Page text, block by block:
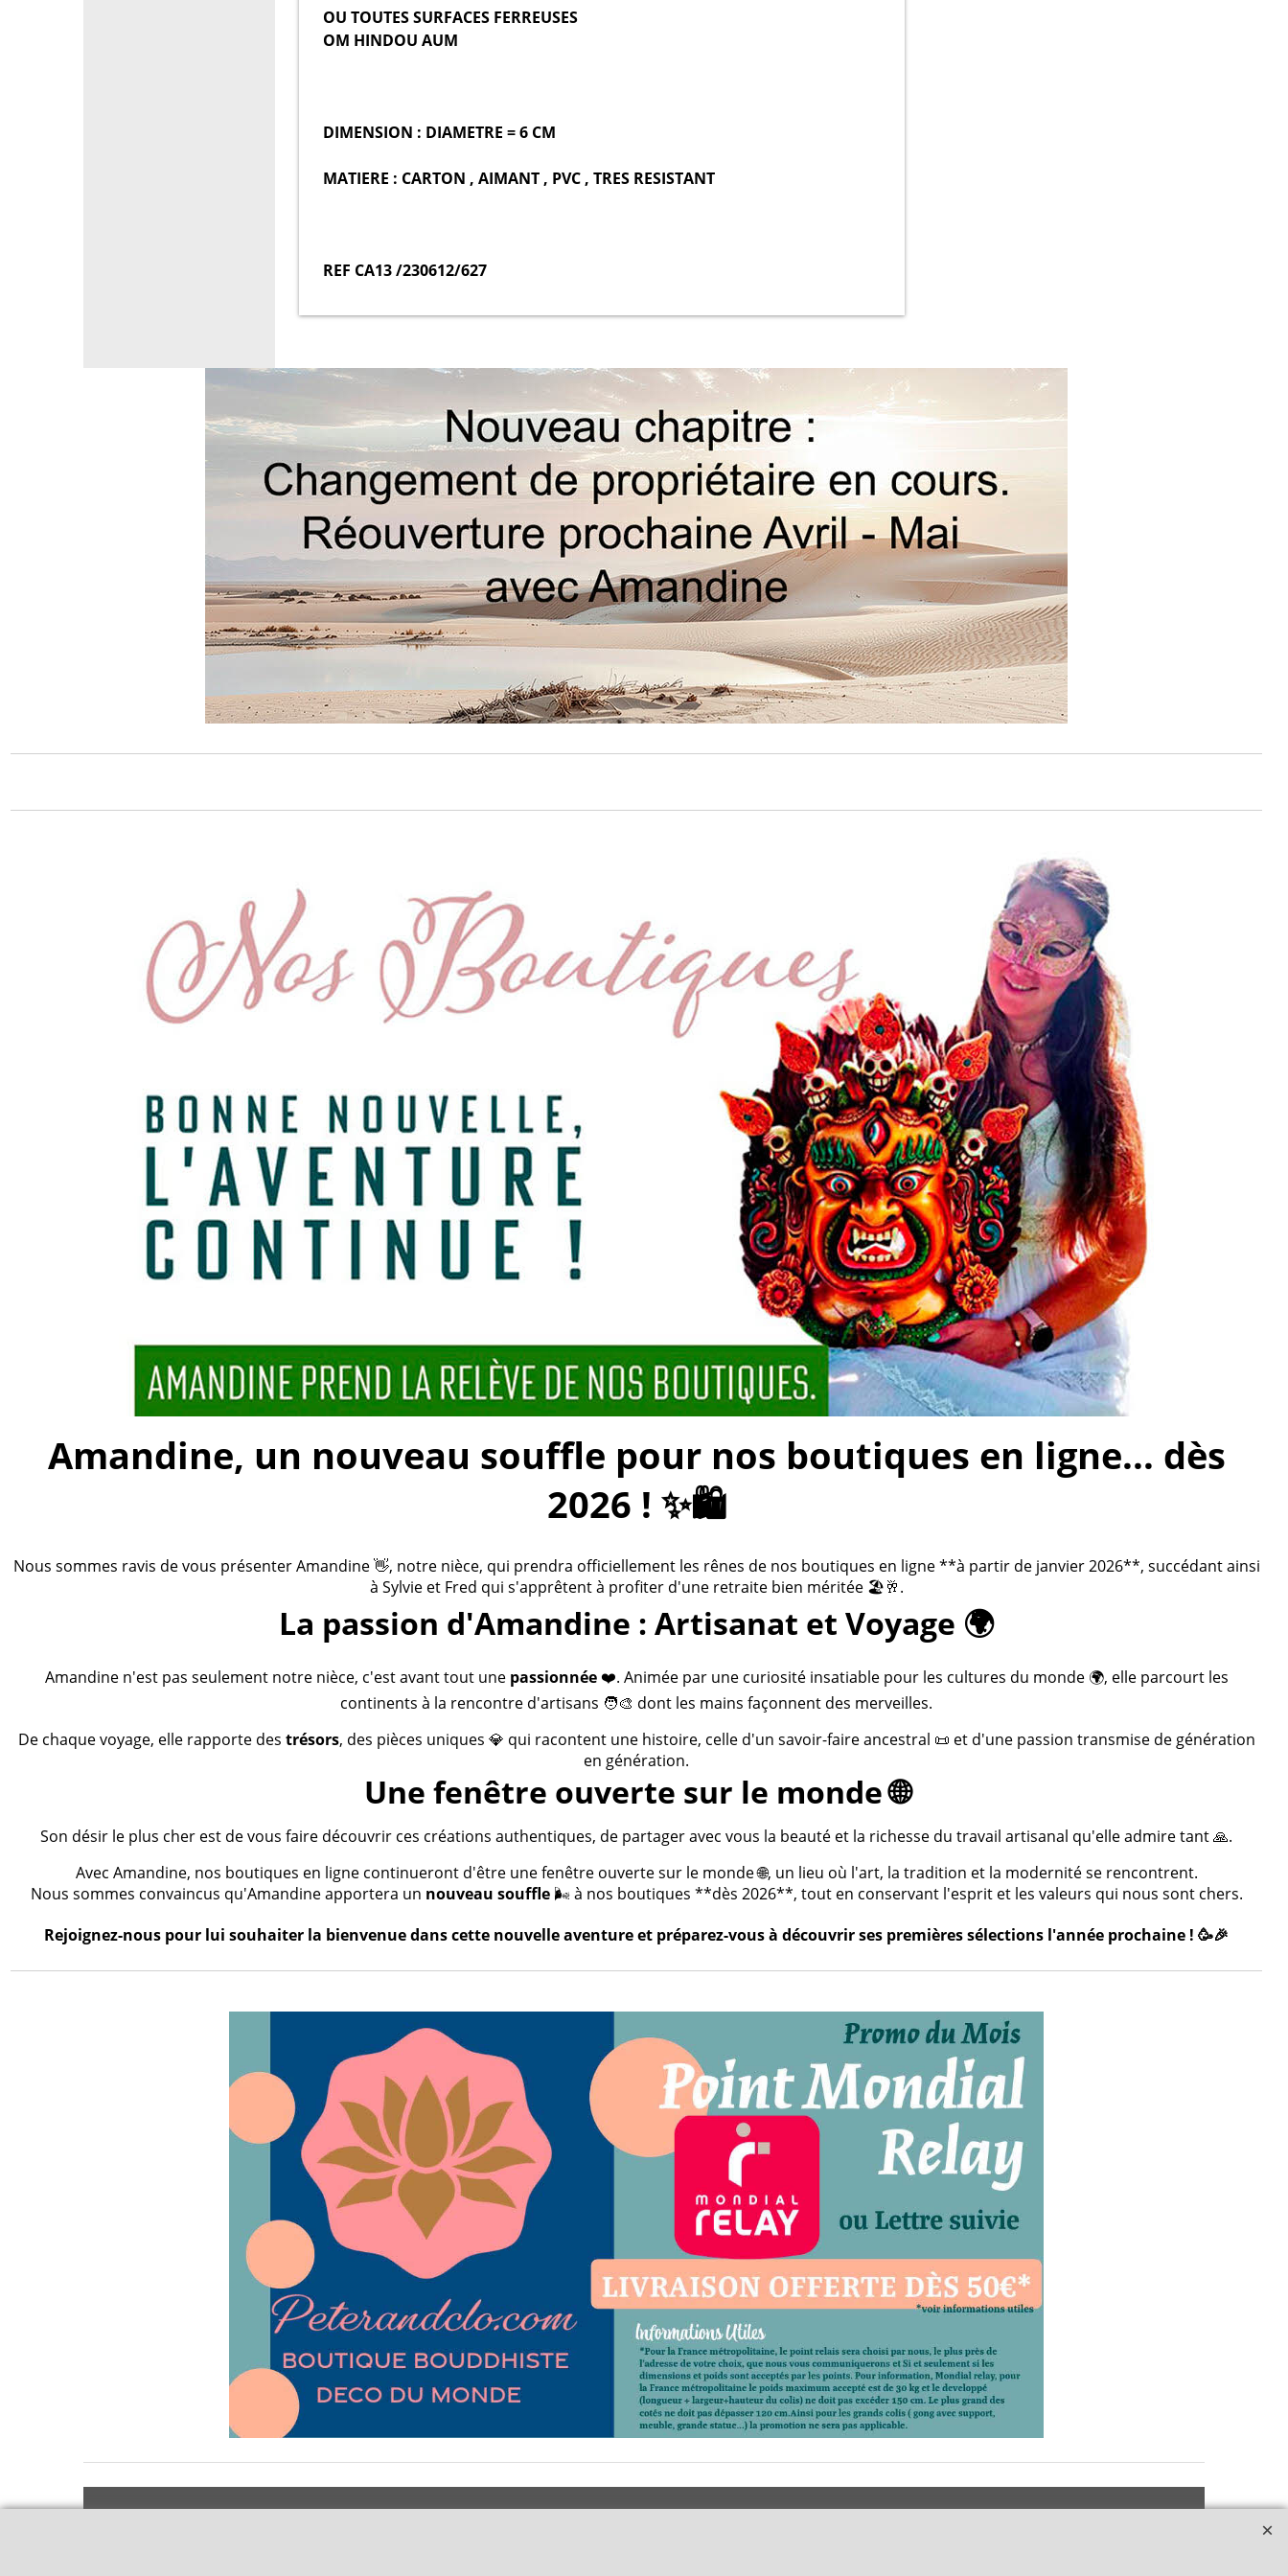
OU TOUTES SURFACES FERREUSES
OM HINDOU AUM
DIMENSION : DIAMETRE = 6 CM
MATIERE : CARTON , AIMANT , PVC , TRES RESISTANT
REF CA13 /230612/627
Amandine, un nouveau souffle pour nos boutiques en ligne... dès
2026 ! ✨🛍️
Nous sommes ravis de vous présenter Amandine 👋, notre nièce, qui prendra officiellement les rênes de nos boutiques en ligne **à partir de janvier 2026**, succédant ainsi
à Sylvie et Fred qui s'apprêtent à profiter d'une retraite bien méritée 🏖️🥂.
La passion d'Amandine : Artisanat et Voyage 🌍
Amandine n'est pas seulement notre nièce, c'est avant tout une passionnée❤️. Animée par une curiosité insatiable pour les cultures du monde 🌍, elle parcourt les
continents à la rencontre d'artisans 🧑‍🎨 dont les mains façonnent des merveilles.
De chaque voyage, elle rapporte des trésors, des pièces uniques 💎 qui racontent une histoire, celle d'un savoir-faire ancestral 📜 et d'une passion transmise de génération
en génération.
Une fenêtre ouverte sur le monde 🌐
Son désir le plus cher est de vous faire découvrir ces créations authentiques, de partager avec vous la beauté et la richesse du travail artisanal qu'elle admire tant 🙏.
Avec Amandine, nos boutiques en ligne continueront d'être une fenêtre ouverte sur le monde 🌐, un lieu où l'art, la tradition et la modernité se rencontrent.
Nous sommes convaincus qu'Amandine apportera un nouveau souffle🌬️ à nos boutiques **dès 2026**, tout en conservant l'esprit et les valeurs qui nous sont chers.
Rejoignez-nous pour lui souhaiter la bienvenue dans cette nouvelle aventure et préparez-vous à découvrir ses premières sélections l'année prochaine ! 🥳🎉